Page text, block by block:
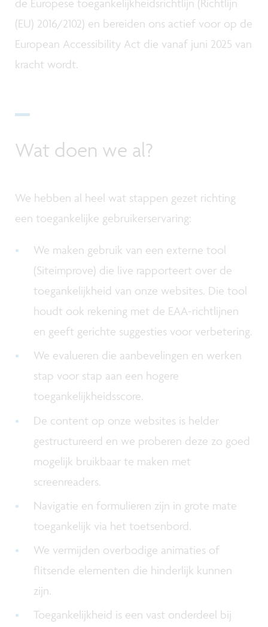
(EU) 2016/2102) en bereiden ons actief voor op de
European Accessibility Act die vanaf juni 2025 van
kracht wordt.
Wat doen we al?
We hebben al heel wat stappen gezet richting
een toegankelijke gebruikerservaring:
We maken gebruik van een externe tool
(Siteimprove) die live rapporteert over de
toegankelijkheid van onze websites. Die tool
houdt ook rekening met de EAA-richtlijnen
en geeft gerichte suggesties voor verbetering.
We evalueren die aanbevelingen en werken
stap voor stap aan een hogere
toegankelijkheidsscore.
De content op onze websites is helder
gestructureerd en we proberen deze zo goed
mogelijk bruikbaar te maken met
screenreaders.
Navigatie en formulieren zijn in grote mate
toegankelijk via het toetsenbord.
We vermijden overbodige animaties of
flitsende elementen die hinderlijk kunnen
zijn.
Toegankelijkheid is een vast onderdeel bij